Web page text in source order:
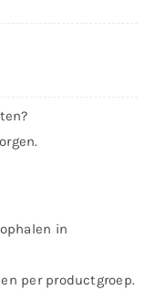
in
per productgroep.